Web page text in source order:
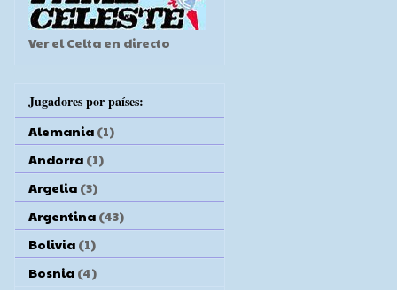
Ver el Celta en directo
Jugadores por países:
Alemania (1)
Andorra (1)
Argelia (3)
Argentina (43)
Bolivia (1)
Bosnia (4)